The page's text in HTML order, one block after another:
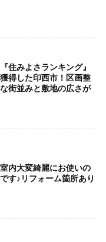
住みよさランキング』
得した印西市！区画整
街並みと敷地の広さが
室内大変綺麗にお使いの
す♪リフォーム箇所あり